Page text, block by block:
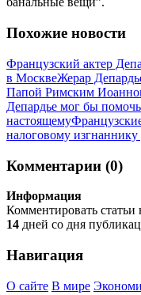
Похожие новости
Французский актер
в МосквеЖерар
Папой Римским
Депардье мог бы
настоящему
налоговому изгнаннику
Комментарии (0)
Информация
Комментировать статьи
14 дней со дня
Навигация
О сайте В мире